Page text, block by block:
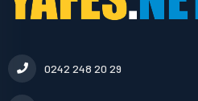
0242 248 20 29